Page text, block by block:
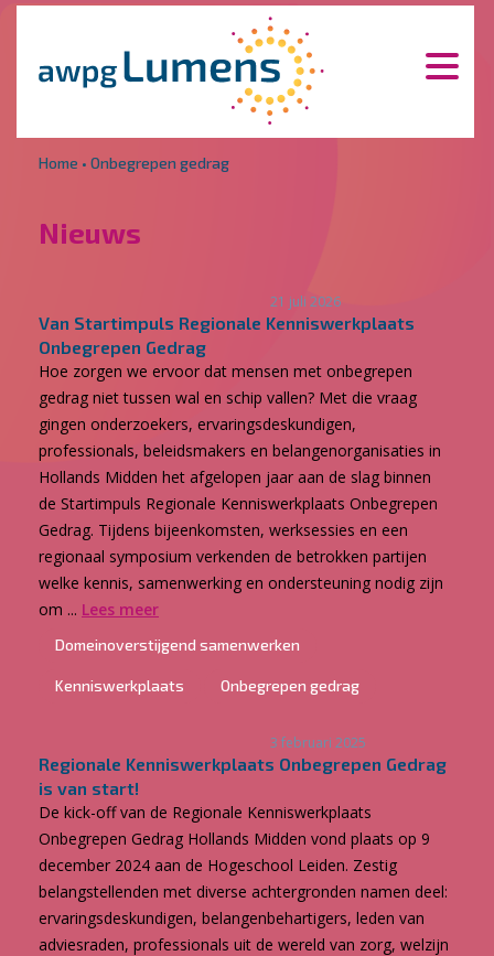
Home • Onbegrepen gedrag
Nieuws
21 juli 2026
Van Startimpuls Regionale Kenniswerkplaats
Onbegrepen Gedrag
Hoe zorgen we ervoor dat mensen met onbegrepen
gedrag niet tussen wal en schip vallen? Met die vraag
gingen onderzoekers, ervaringsdeskundigen,
professionals, beleidsmakers en belangenorganisaties in
Hollands Midden het afgelopen jaar aan de slag binnen
de Startimpuls Regionale Kenniswerkplaats Onbegrepen
Gedrag. Tijdens bijeenkomsten, werksessies en een
regionaal symposium verkenden de betrokken partijen
welke kennis, samenwerking en ondersteuning nodig zijn
om ... Lees meer
Domeinoverstijgend samenwerken
Kenniswerkplaats Onbegrepen gedrag
3 februari 2025
Regionale Kenniswerkplaats Onbegrepen Gedrag
is van start!
De kick-off van de Regionale Kenniswerkplaats
Onbegrepen Gedrag Hollands Midden vond plaats op 9
december 2024 aan de Hogeschool Leiden. Zestig
belangstellenden met diverse achtergronden namen deel:
ervaringsdeskundigen, belangenbehartigers, leden van
adviesraden, professionals uit de wereld van zorg, welzijn